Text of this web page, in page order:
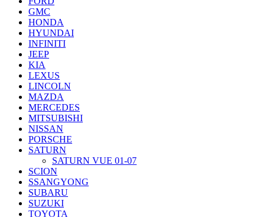
GMC
HONDA
HYUNDAI
INFINITI
JEEP
KIA
LEXUS
LINCOLN
MAZDA
MERCEDES
MITSUBISHI
NISSAN
PORSCHE
SATURN
SATURN VUE 01-07
SCION
SSANGYONG
SUBARU
SUZUKI
TOYOTA